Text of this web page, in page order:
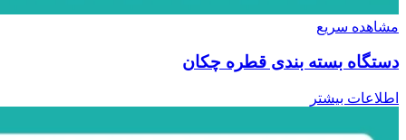
مشاهده سریع
دستگاه بسته بندی قطره چکان
اطلاعات بیشتر